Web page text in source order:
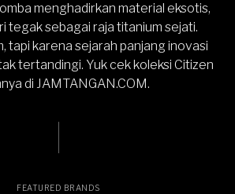
menghadirkan material eksotis,
tegak sebagai raja titanium sejati.
tapi karena sejarah panjang inovasi
tertandingi. Yuk cek koleksi Citizen
di JAMTANGAN.COM.
FEATURED BRANDS